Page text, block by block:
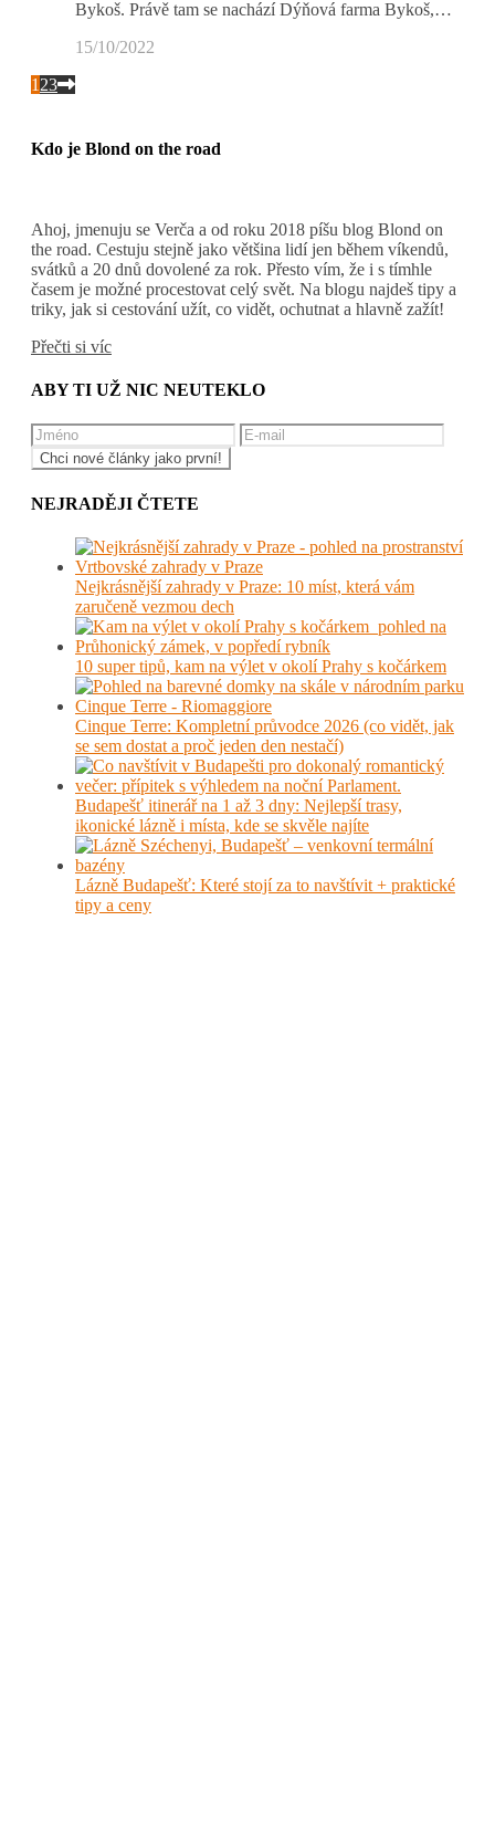
Bykoš. Právě tam se nachází Dýňová farma Bykoš,…
15/10/2022
1 23
Kdo je Blond on the road
Ahoj, jmenuju se Verča a od roku 2018 píšu blog Blond on
the road. Cestuju stejně jako většina lidí jen během víkendů,
svátků a 20 dnů dovolené za rok. Přesto vím, že i s tímhle
časem je možné procestovat celý svět. Na blogu najdeš tipy a
triky, jak si cestování užít, co vidět, ochutnat a hlavně zažít!
Přečti si víc
ABY TI UŽ NIC NEUTEKLO
NEJRADĚJI ČTETE
Nejkrásnější zahrady v Praze: 10 míst, která vám
zaručeně vezmou dech
10 super tipů, kam na výlet v okolí Prahy s kočárkem
Cinque Terre: Kompletní průvodce 2026 (co vidět, jak
se sem dostat a proč jeden den nestačí)
Budapešť itinerář na 1 až 3 dny: Nejlepší trasy,
ikonické lázně i místa, kde se skvěle najíte
Lázně Budapešť: Které stojí za to navštívit + praktické
tipy a ceny